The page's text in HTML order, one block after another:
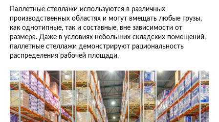
Паллетные стеллажи используются в различных
производственных областях и могут вмещать любые грузы,
как однотипные, так и составные, вне зависимости от
размера. Даже в условиях небольших складских помещений,
паллетные стеллажи демонстрируют рациональность
распределения рабочей площади.